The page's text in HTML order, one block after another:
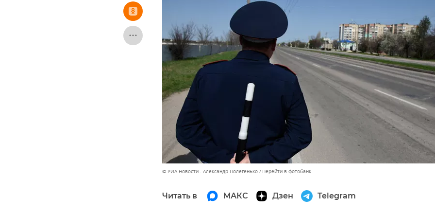
© РИА Новости . Александр Полегенько Перейти в фотобанк
Читать в МАКС Дзен Telegram